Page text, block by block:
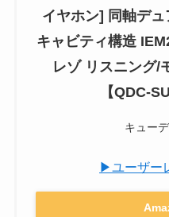
イヤホン] 同軸デ
キャビティ構造
レゾ リスニング/
【QDC-
キュー
▶ユーザー